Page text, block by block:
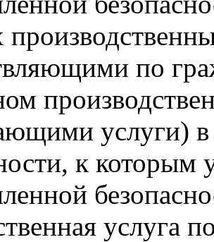
по
услуги)
к которым
услуга